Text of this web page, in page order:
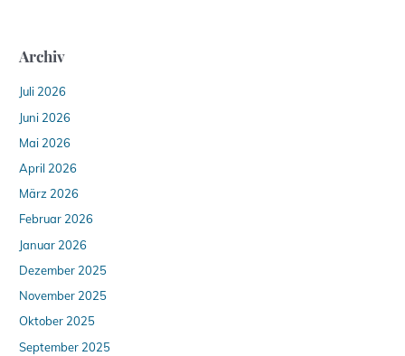
Archiv
Juli 2026
Juni 2026
Mai 2026
April 2026
März 2026
Februar 2026
Januar 2026
Dezember 2025
November 2025
Oktober 2025
September 2025